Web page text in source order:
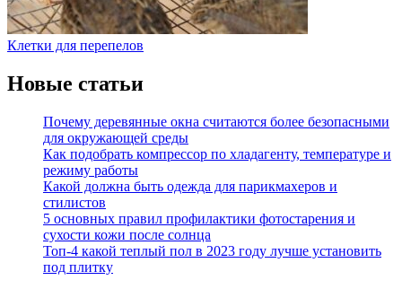
Клетки для перепелов
Новые статьи
Почему деревянные окна считаются более безопасными
для окружающей среды
Как подобрать компрессор по хладагенту, температуре и
режиму работы
Какой должна быть одежда для парикмахеров и
стилистов
5 основных правил профилактики фотостарения и
сухости кожи после солнца
Топ-4 какой теплый пол в 2023 году лучше установить
под плитку